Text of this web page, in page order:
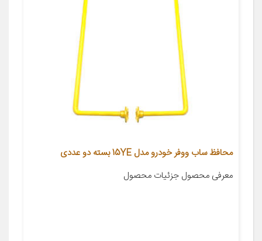
محافظ ساب ووفر خودرو مدل 15YE بسته دو عددی
معرفی محصول جزئیات محصول